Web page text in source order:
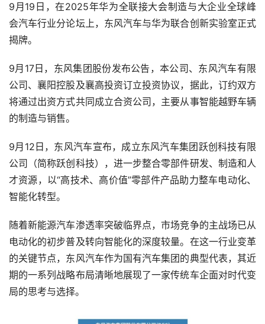
9月19日，在2025年华为全联接大会制造与大企业全球峰
会汽车行业分论坛上，东风汽车与华为联合创新实验室正式
揭牌。
9月17日，东风集团股份发布公告，本公司、东风汽车有限
公司、襄阳控股及襄高投资订立投资协议，据此，订约双方
将通过出资方式共同成立合资公司，主要从事智能越野车辆
的制造与销售。
9月12日，东风汽车宣布，成立东风汽车集团跃创科技有限
公司（简称跃创科技），进一步整合零部件研发、制造和人
才资源，以“高技术、高价值”零部件产品助力整车电动化、
智能化转型。
随着新能源汽车渗透率突破临界点，市场竞争的主战场已从
电动化的初步普及转向智能化的深度较量。在这一行业变革
的关键节点，东风汽车作为国有汽车集团的典型代表，其近
期的一系列战略布局清晰地展现了一家传统车企面对时代变
局的思考与选择。